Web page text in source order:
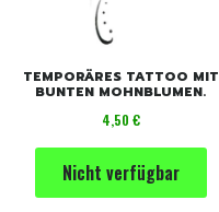
TEMPORÄRES TATTOO MIT
BUNTEN MOHNBLUMEN.
Preis
4,50 €
Nicht verfügbar